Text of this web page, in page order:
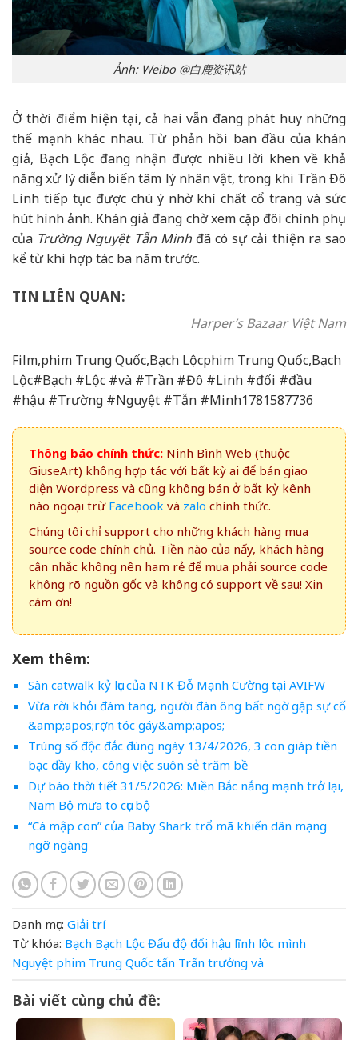
Ảnh: Weibo @白鹿资讯站
Ở thời điểm hiện tại, cả hai vẫn đang phát huy những
thế mạnh khác nhau. Từ phản hồi ban đầu của khán
giả, Bạch Lộc đang nhận được nhiều lời khen về khả
năng xử lý diễn biến tâm lý nhân vật, trong khi Trần Đô
Linh tiếp tục được chú ý nhờ khí chất cổ trang và sức
hút hình ảnh. Khán giả đang chờ xem cặp đôi chính phụ
của Trường Nguyệt Tẫn Minh đã có sự cải thiện ra sao
kể từ khi hợp tác ba năm trước.
TIN LIÊN QUAN:
Harper’s Bazaar Việt Nam
Film,phim Trung Quốc,Bạch Lộcphim Trung Quốc,Bạch
Lộc#Bạch #Lộc #và #Trần #Đô #Linh #đối #đầu
#hậu #Trường #Nguyệt #Tẫn #Minh1781587736
Thông báo chính thức: Ninh Bình Web (thuộc
GiuseArt) không hợp tác với bất kỳ ai để bán giao
diện Wordpress và cũng không bán ở bất kỳ kênh
nào ngoại trừ Facebook và zalo chính thức.
Chúng tôi chỉ support cho những khách hàng mua
source code chính chủ. Tiền nào của nấy, khách hàng
cân nhắc không nên ham rẻ để mua phải source code
không rõ nguồn gốc và không có support về sau! Xin
cám ơn!
Xem thêm:
Sàn catwalk kỷ lục của NTK Đỗ Mạnh Cường tại AVIFW
Vừa rời khỏi đám tang, người đàn ông bất ngờ gặp sự cố
&amp;apos;rợn tóc gáy&amp;apos;
Trúng số độc đắc đúng ngày 13/4/2026, 3 con giáp tiền
bạc đầy kho, công việc suôn sẻ trăm bề
Dự báo thời tiết 31/5/2026: Miền Bắc nắng mạnh trở lại,
Nam Bộ mưa to cục bộ
“Cá mập con” của Baby Shark trổ mã khiến dân mạng
ngỡ ngàng
Danh mục: Giải trí
Từ khóa: Bạch Bạch Lộc Đấu độ đổi hậu lĩnh lộc mình
Nguyệt phim Trung Quốc tấn Trấn trưởng và
Bài viết cùng chủ đề: